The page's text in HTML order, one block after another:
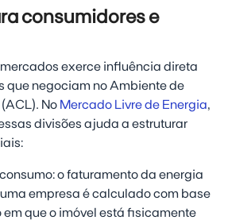
consumidores e
exerce influência direta
que negociam no Ambiente de
No Mercado Livre de Energia,
divisões ajuda a estruturar
o faturamento da energia
empresa é calculado com base
em que o imóvel está fisicamente